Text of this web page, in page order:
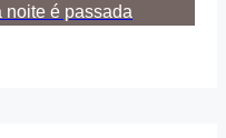
noite é passada